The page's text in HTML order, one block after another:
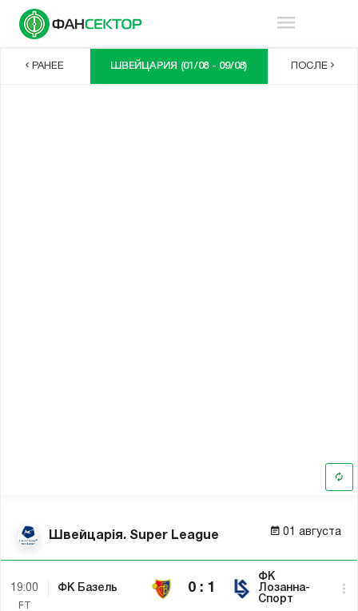
РАНЕЕ ШВЕЙЦАРИЯ (01/08 - 09/08) ПОСЛЕ
Швейцарія. Super League 01 августа
19:00
FT
ФК Базель 0 : 1
ФК
Лозанна-
Спорт